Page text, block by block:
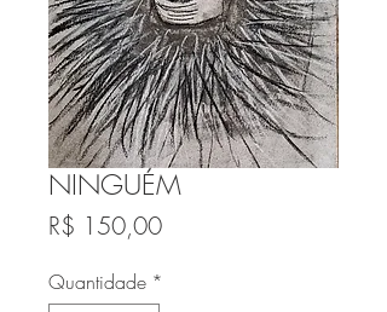
NINGUÉM
R$ 150,00Preço
Quantidade *